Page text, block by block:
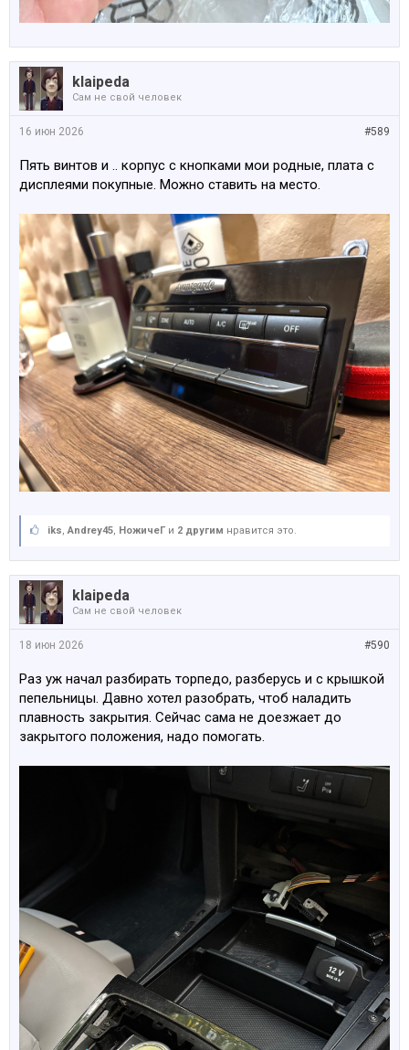
klaipeda
Сам не свой человек
#589
16 июн 2026
Пять винтов и .. корпус с кнопками мои родные, плата с
дисплеями покупные. Можно ставить на место.
iks,Andrey45, НожичеГ и 2 другим нравится это.
klaipeda
Сам не свой человек
#590
18 июн 2026
Раз уж начал разбирать торпедо, разберусь и с крышкой
пепельницы. Давно хотел разобрать, чтоб наладить
плавность закрытия. Сейчас сама не доезжает до
закрытого положения, надо помогать.